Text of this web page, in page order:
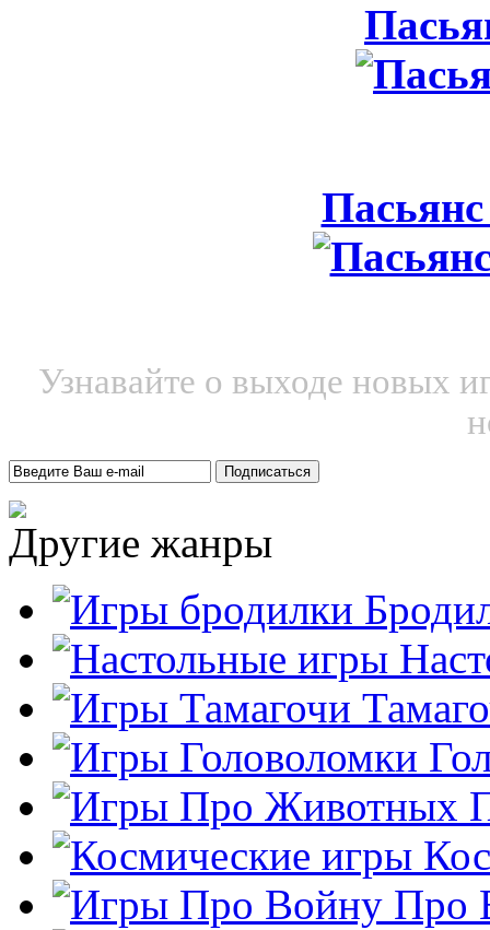
Узнавайте о выходе новых
Другие жанры
Про